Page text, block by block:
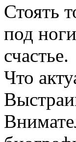
Стоять
под
счастье.
Что